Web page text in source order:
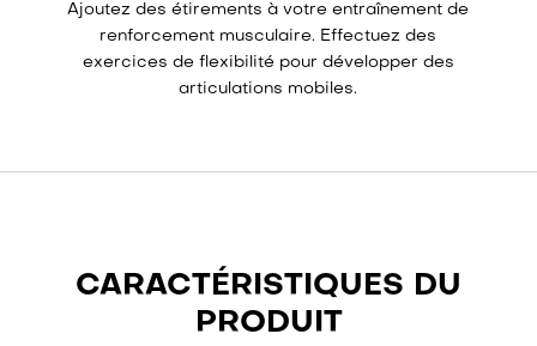
Ajoutez des étirements à votre entraînement de
renforcement musculaire. Effectuez des
exercices de flexibilité pour développer des
articulations mobiles.
CARACTÉRISTIQUES DU
PRODUIT